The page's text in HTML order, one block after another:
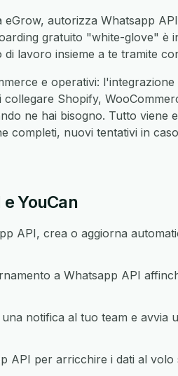
autorizza Whatsapp
gratuito "white-glove" è
lavoro insieme a te tramite
e operativi:
collegare Shopify,
ne hai bisogno. Tutto viene
completi, nuovi tentativi in
YouCan
API, crea o aggiorna
a Whatsapp API
notifica al tuo team e avvia
API per arricchire i dati al